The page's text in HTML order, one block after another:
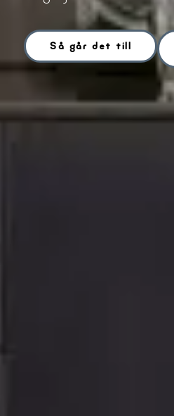
Så går det till